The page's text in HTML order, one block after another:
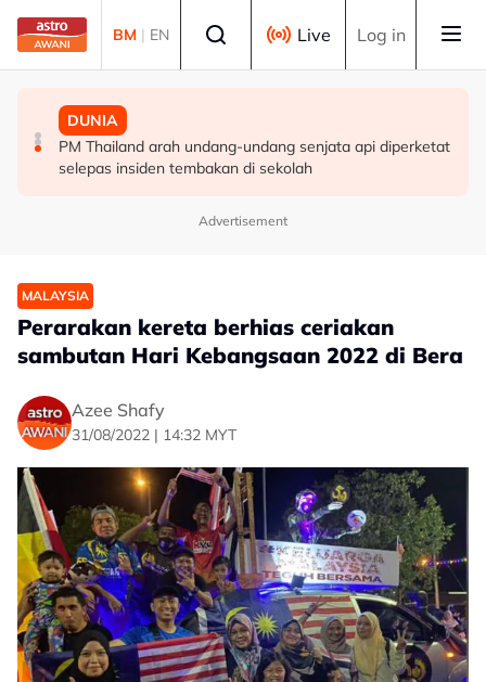
Skip to main content
BM | EN Live Log in
MALAYSIA
Berita tempatan pilihan sepanjang hari ini
MALAYSIA
Pengacara, ahli perniagaan ditahan bantu siasatan
audio siar sentuh isu sensitiviti agama
DUNIA
PM Thailand arah undang-undang senjata api diperketat
selepas insiden tembakan di sekolah
Advertisement
MALAYSIA
Perarakan kereta berhias ceriakan
sambutan Hari Kebangsaan 2022 di Bera
Azee Shafy
31/08/2022 | 14:32 MYT